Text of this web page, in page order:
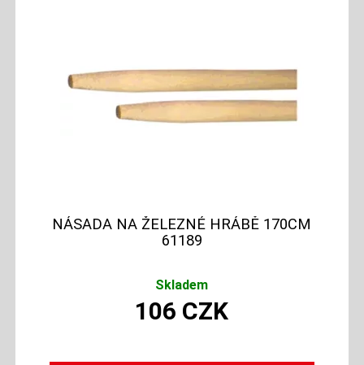
NÁSADA NA ŽELEZNÉ HRÁBĚ 170CM
61189
Skladem
106 CZK